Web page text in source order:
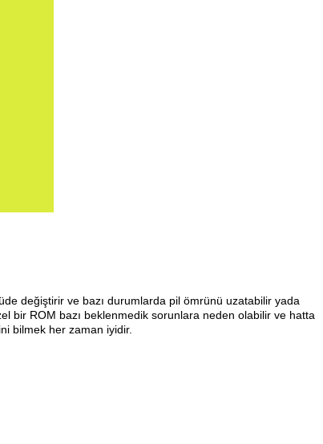
değiştirir ve bazı durumlarda pil ömrünü uzatabilir yada
bir ROM bazı beklenmedik sorunlara neden olabilir ve hatta
bilmek her zaman iyidir.